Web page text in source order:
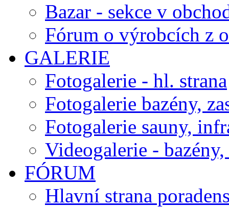
Bazar - sekce v
Fórum o výrobcích z
GALERIE
Fotogalerie - hl. strana
Fotogalerie bazény,
Fotogalerie sauny,
Videogalerie - bazény,
FÓRUM
Hlavní strana